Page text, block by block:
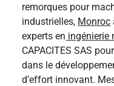
remorques pour
industrielles, Monroc
experts en ingénierie
CAPACITES SAS
dans le
d’effort innovant.